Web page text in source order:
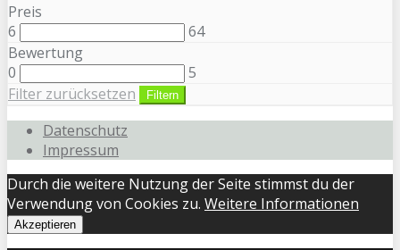
Preis
6
64
Bewertung
0
5
Filter zurücksetzen
Filtern
Datenschutz
Impressum
Durch die weitere Nutzung der Seite stimmst du der
Verwendung von Cookies zu. Weitere Informationen
Akzeptieren